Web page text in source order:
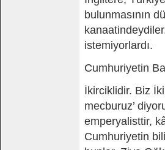
bulunmasının
istemiyorlardı.
Cumhuriyetin
İkirciklidir. Biz
mecburuz’
emperyalisttir,
Cumhuriyetin